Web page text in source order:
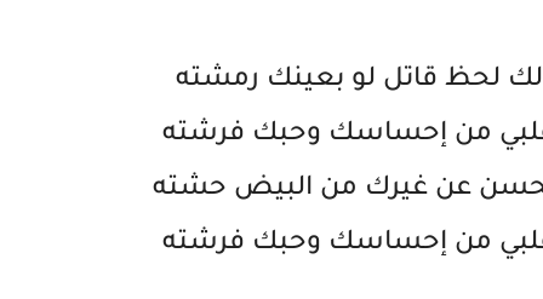
لك لحظ قاتل لو بعينك رمشته
من إحساسك وحبك فرشته
عن غيرك من البيض حشته
من إحساسك وحبك فرشته